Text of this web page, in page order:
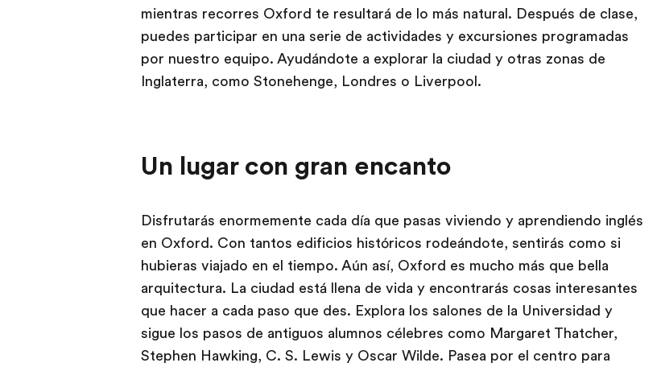
mientras recorres Oxford te resultará de lo más natural. Después de clase,
puedes participar en una serie de actividades y excursiones programadas
por nuestro equipo. Ayudándote a explorar la ciudad y otras zonas de
Inglaterra, como Stonehenge, Londres o Liverpool.
Un lugar con gran encanto
Disfrutarás enormemente cada día que pasas viviendo y aprendiendo inglés
en Oxford. Con tantos edificios históricos rodeándote, sentirás como si
hubieras viajado en el tiempo. Aún así, Oxford es mucho más que bella
arquitectura. La ciudad está llena de vida y encontrarás cosas interesantes
que hacer a cada paso que des. Explora los salones de la Universidad y
sigue los pasos de antiguos alumnos célebres como Margaret Thatcher,
Stephen Hawking, C. S. Lewis y Oscar Wilde. Pasea por el centro para